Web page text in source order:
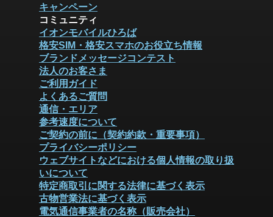
キャンペーン
コミュニティ
イオンモバイルひろば
格安SIM・格安スマホのお役立ち情報
ブランドメッセージコンテスト
法人のお客さま
ご利用ガイド
よくあるご質問
通信・エリア
参考速度について
ご契約の前に（契約約款・重要事項）
プライバシーポリシー
ウェブサイトなどにおける個人情報の取り扱
いについて
特定商取引に関する法律に基づく表示
古物営業法に基づく表示
電気通信事業者の名称（販売会社）